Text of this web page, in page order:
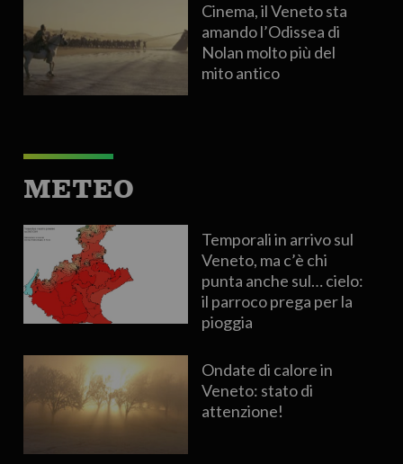
Cinema, il Veneto sta
amando l’Odissea di
Nolan molto più del
mito antico
METEO
Temporali in arrivo sul
Veneto, ma c’è chi
punta anche sul… cielo:
il parroco prega per la
pioggia
Ondate di calore in
Veneto: stato di
attenzione!